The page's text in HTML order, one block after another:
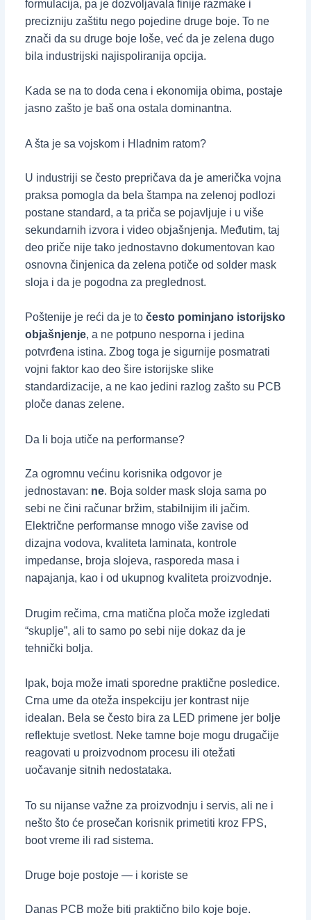
formulacija, pa je dozvoljavala finije razmake i
precizniju zaštitu nego pojedine druge boje. To ne
znači da su druge boje loše, već da je zelena dugo
bila industrijski najispoliranija opcija.
Kada se na to doda cena i ekonomija obima, postaje
jasno zašto je baš ona ostala dominantna.
A šta je sa vojskom i Hladnim ratom?
U industriji se često prepričava da je američka vojna
praksa pomogla da bela štampa na zelenoj podlozi
postane standard, a ta priča se pojavljuje i u više
sekundarnih izvora i video objašnjenja. Međutim, taj
deo priče nije tako jednostavno dokumentovan kao
osnovna činjenica da zelena potiče od solder mask
sloja i da je pogodna za preglednost.
Poštenije je reći da je to često pominjano istorijsko
objašnjenje, a ne potpuno nesporna i jedina
potvrđena istina. Zbog toga je sigurnije posmatrati
vojni faktor kao deo šire istorijske slike
standardizacije, a ne kao jedini razlog zašto su PCB
ploče danas zelene.
Da li boja utiče na performanse?
Za ogromnu većinu korisnika odgovor je
jednostavan: ne. Boja solder mask sloja sama po
sebi ne čini računar bržim, stabilnijim ili jačim.
Električne performanse mnogo više zavise od
dizajna vodova, kvaliteta laminata, kontrole
impedanse, broja slojeva, rasporeda masa i
napajanja, kao i od ukupnog kvaliteta proizvodnje.
Drugim rečima, crna matična ploča može izgledati
“skuplje”, ali to samo po sebi nije dokaz da je
tehnički bolja.
Ipak, boja može imati sporedne praktične posledice.
Crna ume da oteža inspekciju jer kontrast nije
idealan. Bela se često bira za LED primene jer bolje
reflektuje svetlost. Neke tamne boje mogu drugačije
reagovati u proizvodnom procesu ili otežati
uočavanje sitnih nedostataka.
To su nijanse važne za proizvodnju i servis, ali ne i
nešto što će prosečan korisnik primetiti kroz FPS,
boot vreme ili rad sistema.
Druge boje postoje — i koriste se
Danas PCB može biti praktično bilo koje boje.